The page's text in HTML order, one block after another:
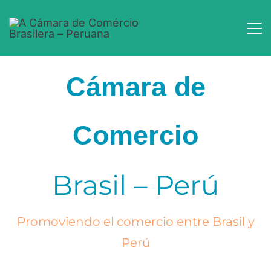
Cámara de
Comercio
Brasil – Perú
Promoviendo el comercio entre Brasil y
Perú